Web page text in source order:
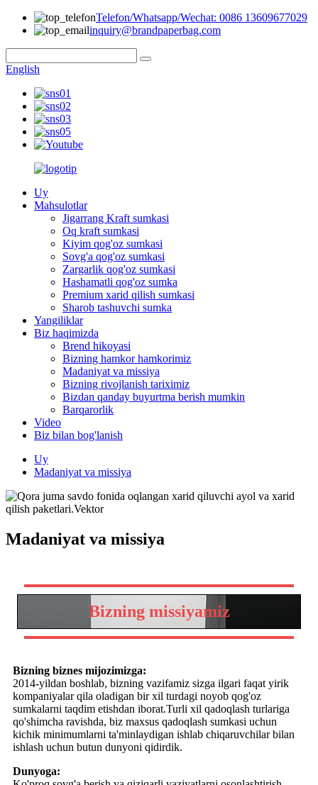
Telefon/Whatsapp/Wechat: 0086 13609677029
inquiry@brandpaperbag.com
English
Uy
Mahsulotlar
Jigarrang Kraft sumkasi
Oq kraft sumkasi
Kiyim qog'oz sumkasi
Sovg'a qog'oz sumkasi
Zargarlik qog'oz sumkasi
Hashamatli qog'oz sumka
Premium xarid qilish sumkasi
Sharob tashuvchi sumka
Yangiliklar
Biz haqimizda
Brend hikoyasi
Bizning hamkor hamkorimiz
Madaniyat va missiya
Bizning rivojlanish tariximiz
Bizdan qanday buyurtma berish mumkin
Barqarorlik
Video
Biz bilan bog'lanish
Uy
Madaniyat va missiya
Madaniyat va missiya
Bizning missiyamiz
Bizning biznes mijozimizga:
2014-yildan boshlab, bizning vazifamiz sizga ilgari faqat yirik
kompaniyalar qila oladigan bir xil turdagi noyob qog'oz
sumkalarni taqdim etishdan iborat.Turli xil qadoqlash turlariga
qo'shimcha ravishda, biz maxsus qadoqlash sumkasi uchun
kichik minimumlarni ta'minlaydigan ishlab chiqaruvchilar bilan
ishlash uchun butun dunyoni qidirdik.
Dunyoga: